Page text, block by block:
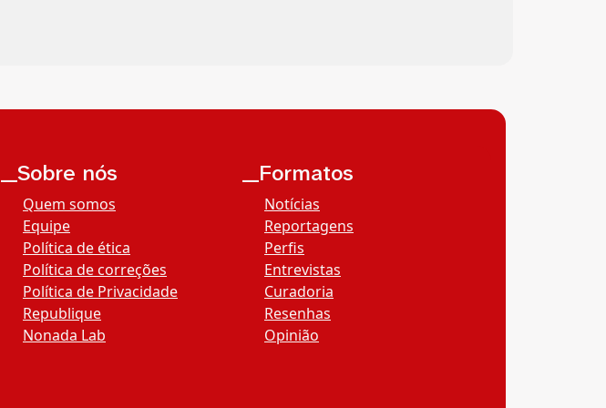
__Sobre nós
Quem somos
Equipe
Política de ética
Política de correções
Política de Privacidade
Republique
Nonada Lab
__Formatos
Notícias
Reportagens
Perfis
Entrevistas
Curadoria
Resenhas
Opinião